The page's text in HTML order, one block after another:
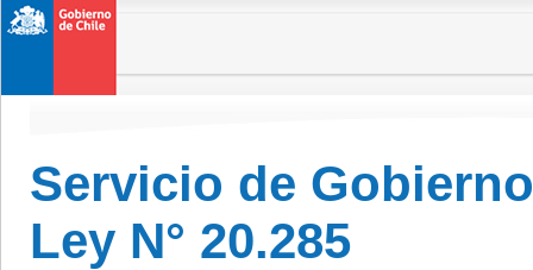
Servicio de
Ley N° 20.285